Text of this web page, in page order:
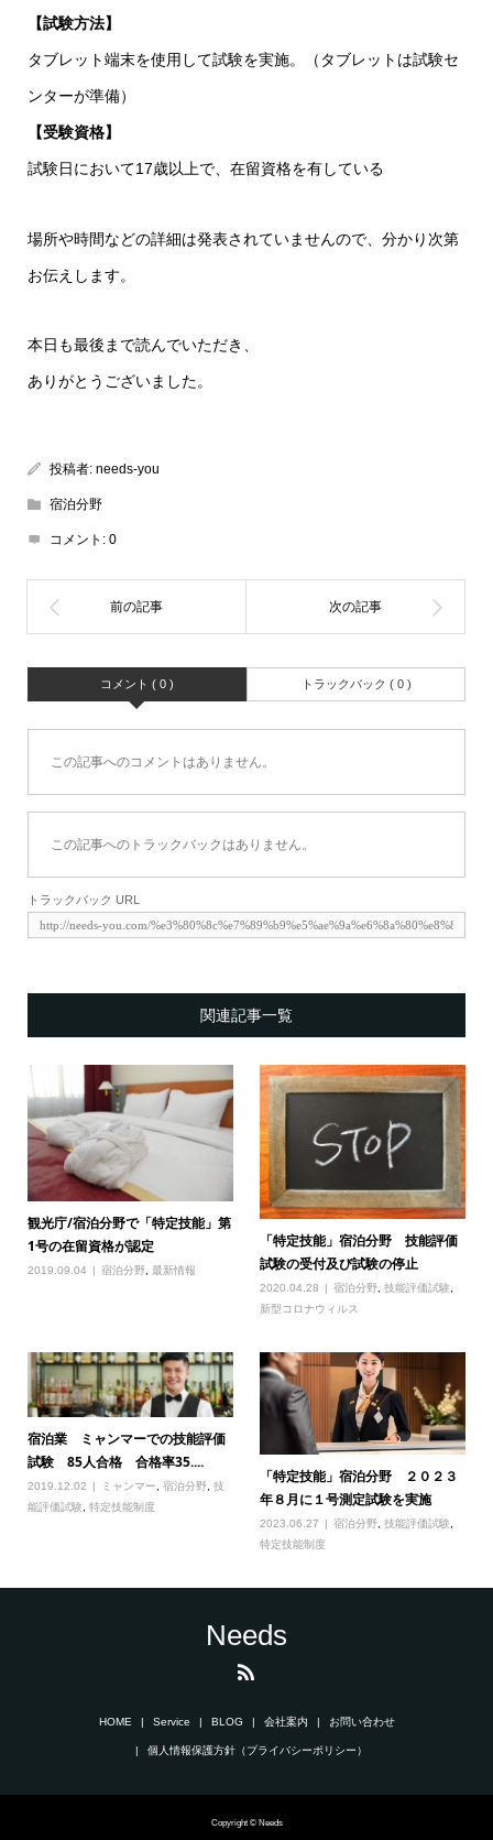
【試験方法】
タブレット端末を使用して試験を実施。（タブレットは試験セ
ンターが準備）
【受験資格】
試験日において17歳以上で、在留資格を有している
場所や時間などの詳細は発表されていませんので、分かり次第
お伝えします。
本日も最後まで読んでいただき、
ありがとうございました。
投稿者: needs-you
宿泊分野
コメント: 0
コメント ( 0 ) トラックバック ( 0 )
この記事へのコメントはありません。
この記事へのトラックバックはありません。
トラックバック URL
関連記事一覧
観光庁/宿泊分野で「特定技能」第
1号の在留資格が認定
2019.09.04 宿泊分野, 最新情報
「特定技能」宿泊分野 技能評価
試験の受付及び試験の停止
2020.04.28 宿泊分野 ,技能評価試験
新型コロナウィルス
宿泊業 ミャンマーでの技能評価
試験 85人合格 合格率35....
2019.12.02 ミャンマー 宿泊分野, 技
能評価試験
特定技能制度
「特定技能」宿泊分野 ２０２３
年８月に１号測定試験を実施
2023.06.27 宿泊分野,技能評価試験,
特定技能制度
Needs
HOME Service BLOG 会社案内 お問い合わせ
個人情報保護方針（プライバシーポリシー）
Copyright © Needs